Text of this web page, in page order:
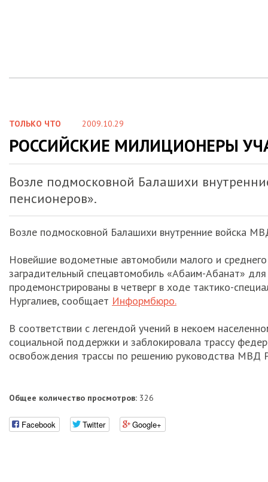
ТОЛЬКО ЧТО 2009.10.29
РОССИЙСКИЕ МИЛИЦИОНЕРЫ
Возле подмосковной Балашихи
пенсионеров».
Возле подмосковной Балашихи внутренние войска
Новейшие водометные автомобили малого и
заградительный спецавтомобиль «Абаим-Абанат»
продемонстрированы в четверг в ходе тактико-
Нургалиев, сообщает Информбюро.
В соответствии с легендой учений в некоем
социальной поддержки и заблокировала трассу
освобождения трассы по решению руководства МВД
Общее количество просмотров: 326
Facebook Twitter Google+